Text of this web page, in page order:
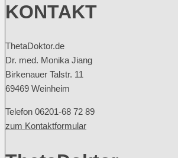
KONTAKT
ThetaDoktor.de
Dr. med. Monika Jiang
Birkenauer Talstr. 11
69469 Weinheim
Telefon 06201-68 72 89
zum Kontaktformular